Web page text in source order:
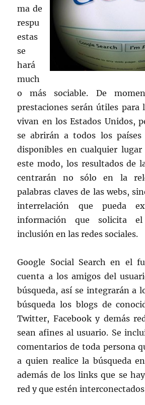
ma de
respu
estas
se
hará
much
o más sociable. De
prestaciones serán útiles para
vivan en los Estados Unidos,
se abrirán a todos los
disponibles en cualquier
este modo, los resultados de
centrarán no sólo en la
palabras claves de las webs,
interrelación que pueda
información que solicita
inclusión en las redes sociales.
Google Social Search en el
cuenta a los amigos del
búsqueda, así se integrarán a
búsqueda los blogs de
Twitter, Facebook y demás
sean afines al usuario. Se
comentarios de toda persona
a quien realice la búsqueda
además de los links que se
red y que estén